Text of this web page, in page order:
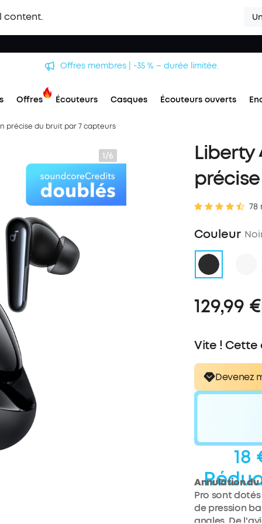
content.
Offres membres | -35 % – durée limitée.
Offres Écouteurs Casques Écouteurs ouverts
précise du bruit par 7 capteurs
1/6
Liberty
78
Couleur
129,99 €
Vite !
Devenez
18
Annulation
Pro sont
de pression
angles. De